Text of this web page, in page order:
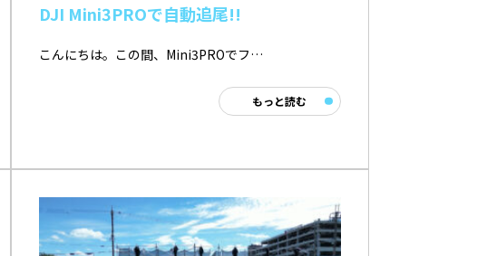
DJI Mini3PROで自動追尾!!
こんにちは。この間、Mini3PROでフ…
もっと読む